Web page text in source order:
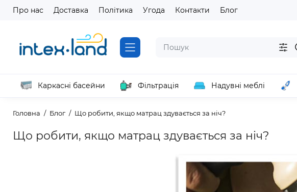
Про нас Доставка Політика Угода Контакти Блог
Каркасні басейни Фільтрація Надувні меблі
Головна Блог Що робити, якщо матрац здувається за ніч?
Що робити, якщо матрац здувається за ніч?